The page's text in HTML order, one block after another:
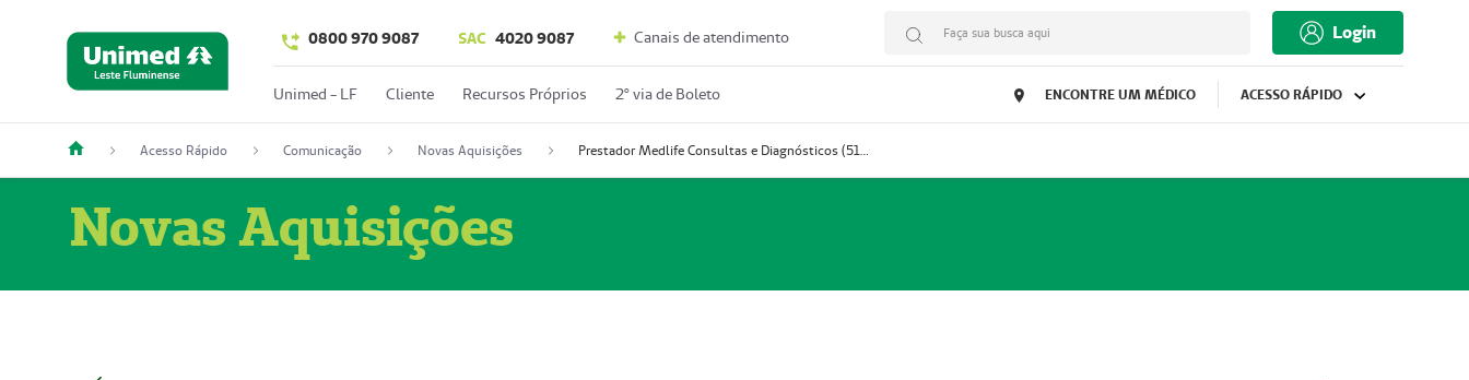
0800 970 9087 SAC 4020 9087 Canais de atendimento Faça sua busca aqui Login
Unimed - LF Cliente Recursos Próprios 2º via de Boleto ENCONTRE UM MÉDICO ACESSO RÁPIDO
Acesso Rápido Comunicação Novas Aquisições Prestador Medlife Consultas e Diagnósticos (51004334-2)
Novas Aquisições